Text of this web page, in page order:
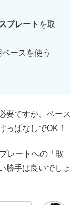
プレート を取
ースを使う
要ですが、ベース
っぱなしでOK！
レートへの「取
勝手は良いでしょ